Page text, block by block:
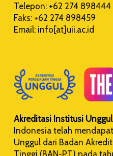
Telepon: +62 274 898444
Faks: +62 274 898459
Email: info[at]uii.ac.id
Akreditasi Institusi Unggul
Indonesia telah
Unggul dari Badan
Tinggi (BAN-PT) pada